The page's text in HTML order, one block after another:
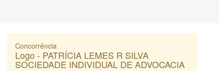
Concorrência
Logo - PATRÍCIA LEMES R SILVA
SOCIEDADE INDIVIDUAL DE ADVOCACIA